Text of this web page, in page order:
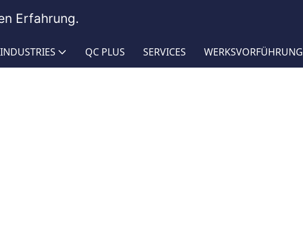
Erfahrung.
INDUSTRIES QC PLUS SERVICES WERKSVORFÜHRUNG